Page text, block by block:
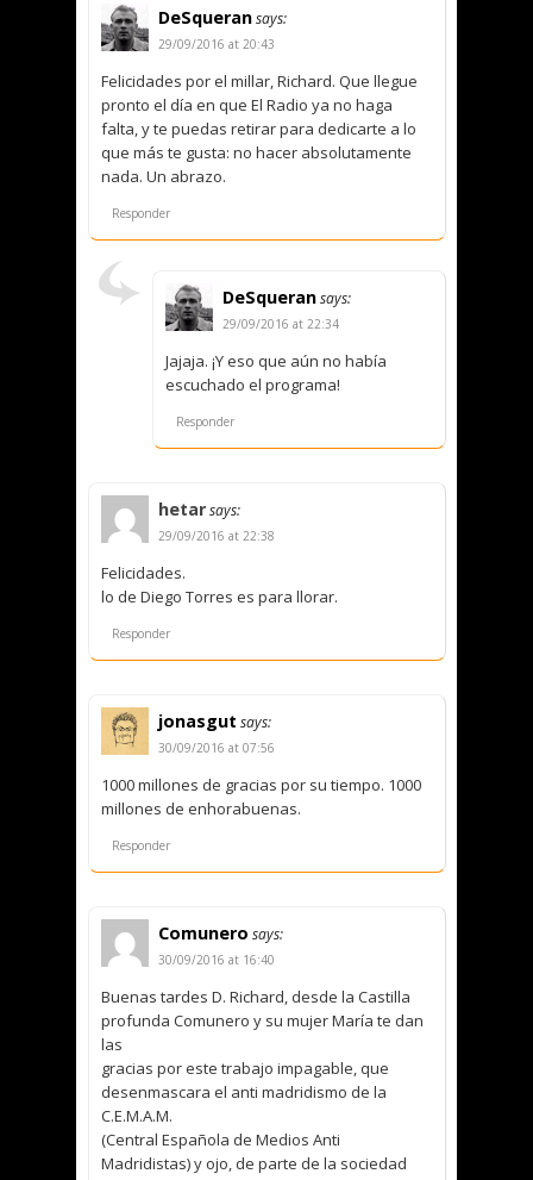
DeSqueransays:
29/09/2016 at 20:43
Felicidades por el millar, Richard. Que llegue
pronto el día en que El Radio ya no haga
falta, y te puedas retirar para dedicarte a lo
que más te gusta: no hacer absolutamente
nada. Un abrazo.
Responder
DeSqueransays:
29/09/2016 at 22:34
Jajaja. ¡Y eso que aún no había
escuchado el programa!
Responder
hetarsays:
29/09/2016 at 22:38
Felicidades.
lo de Diego Torres es para llorar.
Responder
jonasgut says:
30/09/2016 at 07:56
1000 millones de gracias por su tiempo. 1000
millones de enhorabuenas.
Responder
Comunero says:
30/09/2016 at 16:40
Buenas tardes D. Richard, desde la Castilla
profunda Comunero y su mujer María te dan
las
gracias por este trabajo impagable, que
desenmascara el anti madridismo de la
C.E.M.A.M.
(Central Española de Medios Anti
Madridistas) y ojo, de parte de la sociedad